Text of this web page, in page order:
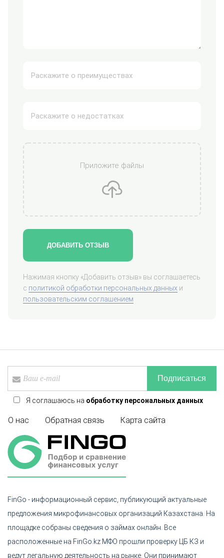
Приложите файлы
ДОБАВИТЬ ОТЗЫВ
Нажимая кнопку «Добавить отзыв» вы соглашаетесь
с политикой обработки персональных данных и
пользовательским соглашением
О нас Обратная связь Карта сайта
Подписаться
Я соглашаюсь на обработку персональных данных
FinGo - информационный сервис, публикующий актуальные
предложения микрофинансовых организаций Казахстана. На
площадке собраны сведения о займах онлайн. Все
расположенные на FinGo.kz МФО прошли проверку ЦБ КЗ и
ведут легальную деятельность на рынке. Они принимают